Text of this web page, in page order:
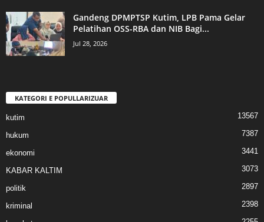
Gandeng DPMPTSP Kutim, LPB Pama Gelar
Pelatihan OSS-RBA dan NIB Bagi...
Jul 28, 2026
KATEGORI E POPULLARIZUAR
kutim 13567
hukum 7387
ekonomi 3441
KABAR KALTIM 3073
politik 2897
kriminal 2398